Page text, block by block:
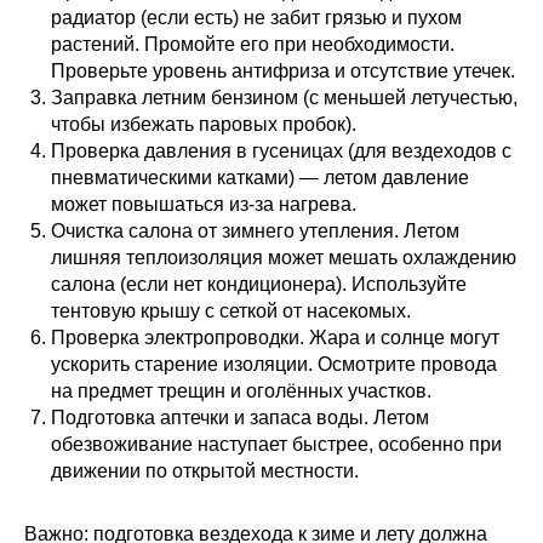
радиатор (если есть) не забит грязью и пухом
растений. Промойте его при необходимости.
Проверьте уровень антифриза и отсутствие утечек.
Заправка летним бензином (с меньшей летучестью,
чтобы избежать паровых пробок).
Проверка давления в гусеницах (для вездеходов с
пневматическими катками) — летом давление
может повышаться из-за нагрева.
Очистка салона от зимнего утепления. Летом
лишняя теплоизоляция может мешать охлаждению
салона (если нет кондиционера). Используйте
тентовую крышу с сеткой от насекомых.
Проверка электропроводки. Жара и солнце могут
ускорить старение изоляции. Осмотрите провода
на предмет трещин и оголённых участков.
Подготовка аптечки и запаса воды. Летом
обезвоживание наступает быстрее, особенно при
движении по открытой местности.
Важно: подготовка вездехода к зиме и лету должна